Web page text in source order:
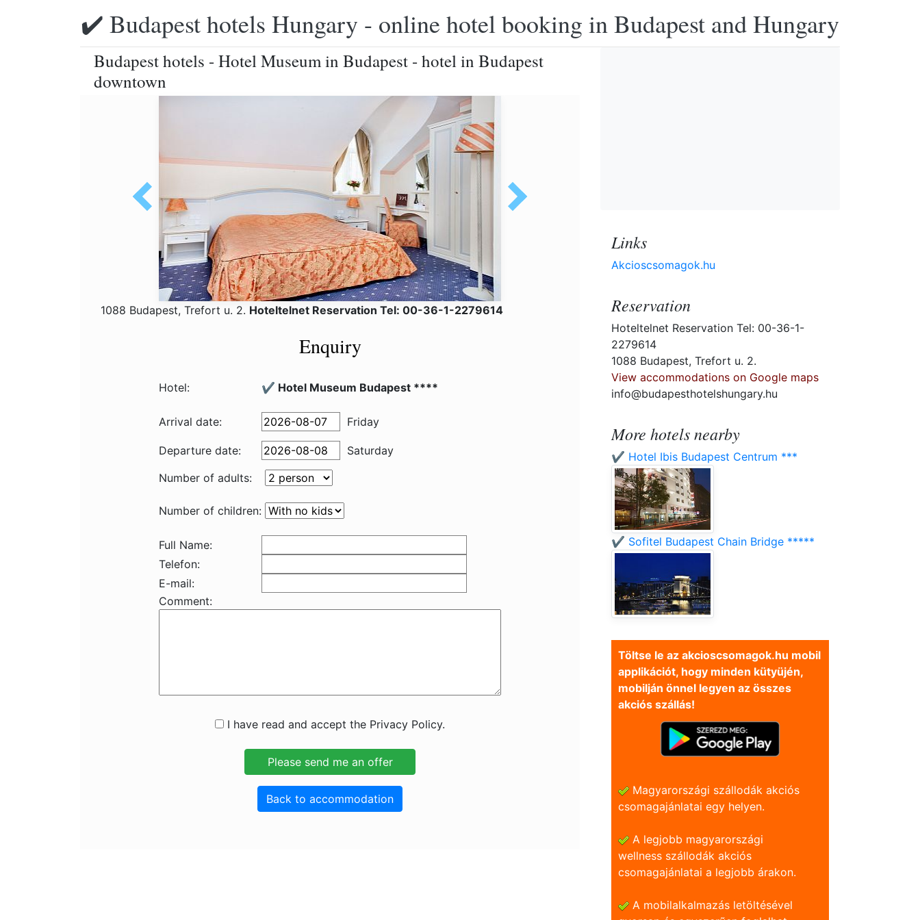
✔️ Budapest hotels Hungary - online hotel booking in Budapest and Hungary
Budapest hotels - Hotel Museum in Budapest - hotel in Budapest
downtown
1088 Budapest, Trefort u. 2. Hoteltelnet Reservation Tel: 00-36-1-2279614
Enquiry
Hotel: ✔️ Hotel Museum Budapest ****
Arrival date: Friday
Departure date:
Saturday
Number of adults:
Number of children:
Full Name:
Telefon:
E-mail:
Comment:
I have read and accept the Privacy Policy.
Back to accommodation
Links
Akcioscsomagok.hu
Reservation
Hoteltelnet Reservation Tel: 00-36-1-
2279614
1088 Budapest, Trefort u. 2.
View accommodations on Google maps
info@budapesthotelshungary.hu
More hotels nearby
✔️ Hotel Ibis Budapest Centrum ***
✔️ Sofitel Budapest Chain Bridge *****
Töltse le az akcioscsomagok.hu mobil
applikációt, hogy minden kütyüjén,
mobilján önnel legyen az összes
akciós szállás!
Magyarországi szállodák akciós
csomagajánlatai egy helyen.
A legjobb magyarországi
wellness szállodák akciós
csomagajánlatai a legjobb árakon.
A mobilalkalmazás letöltésével